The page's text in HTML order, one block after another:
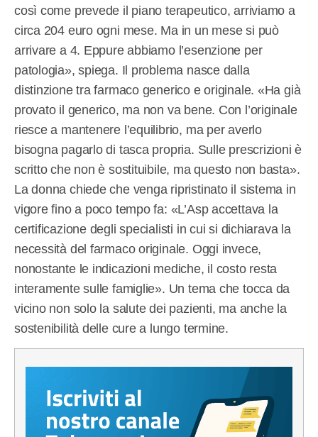
così come prevede il piano terapeutico, arriviamo a
circa 204 euro ogni mese. Ma in un mese si può
arrivare a 4. Eppure abbiamo l’esenzione per
patologia», spiega. Il problema nasce dalla
distinzione tra farmaco generico e originale. «Ha già
provato il generico, ma non va bene. Con l’originale
riesce a mantenere l’equilibrio, ma per averlo
bisogna pagarlo di tasca propria. Sulle prescrizioni è
scritto che non è sostituibile, ma questo non basta».
La donna chiede che venga ripristinato il sistema in
vigore fino a poco tempo fa: «L’Asp accettava la
certificazione degli specialisti in cui si dichiarava la
necessità del farmaco originale. Oggi invece,
nonostante le indicazioni mediche, il costo resta
interamente sulle famiglie». Un tema che tocca da
vicino non solo la salute dei pazienti, ma anche la
sostenibilità delle cure a lungo termine.